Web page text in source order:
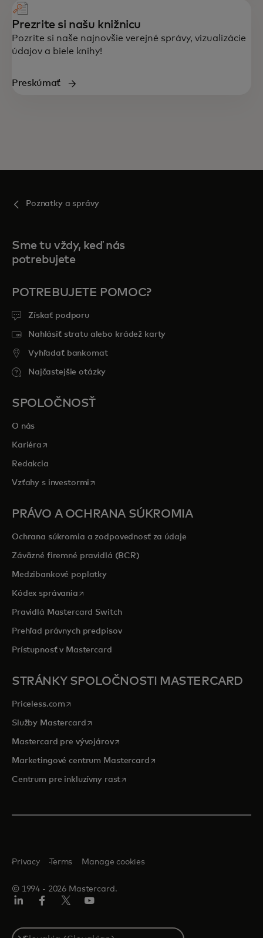
Prezrite si našu knižnicu
Pozrite si naše najnovšie verejné správy, vizualizácie
údajov a biele knihy!
Preskúmať
Poznatky a správy
Sme tu vždy, keď nás
potrebujete
POTREBUJETE POMOC?
Získať podporu
Nahlásiť stratu alebo krádež karty
Vyhľadať bankomat
Najčastejšie otázky
SPOLOČNOSŤ
O nás
Kariéra opens in a new tab
Redakcia
Vzťahy s investormi opens in a new tab
PRÁVO A OCHRANA SÚKROMIA
Ochrana súkromia a zodpovednosť za údaje
Záväzné firemné pravidlá (BCR)
Medzibankové poplatky
Kódex správaniaopens in a new tab
Pravidlá Mastercard Switch
Prehľad právnych predpisov
Prístupnosť v Mastercard
STRÁNKY SPOLOČNOSTI MASTERCARD
Priceless.com opens in a new tab
Služby Mastercardopens in a new tab
Mastercard pre vývojárovopens in a new tab
Marketingové centrum Mastercardopens in a new tab
Centrum pre inkluzívny rastopens in a new tab
© 1994 ‑ 2026 Mastercard.
Privacy Terms Manage cookies
Select